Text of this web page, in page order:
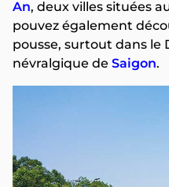
An, deux villes situées
pouvez également
pousse, surtout dans le
névralgique de Saigon.